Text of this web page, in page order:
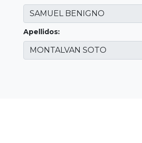
Apellidos: